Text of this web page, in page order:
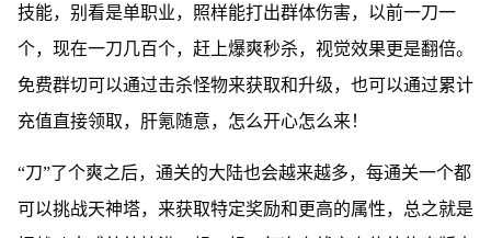
技能，别看是单职业，照样能打出群体伤害，以前一刀一
个，现在一刀几百个，赶上爆爽秒杀，视觉效果更是翻倍。
免费群切可以通过击杀怪物来获取和升级，也可以通过累计
充值直接领取，肝氪随意，怎么开心怎么来！
“刀”了个爽之后，通关的大陆也会越来越多，每通关一个都
可以挑战天神塔，来获取特定奖励和更高的属性，总之就是